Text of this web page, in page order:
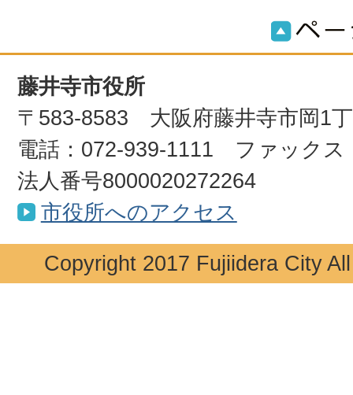
藤井寺市役所
〒583-8583 大阪府藤井寺市岡1
電話：072-939-1111 ファックス
法人番号8000020272264
市役所へのアクセス
Copyright 2017 Fujiidera City